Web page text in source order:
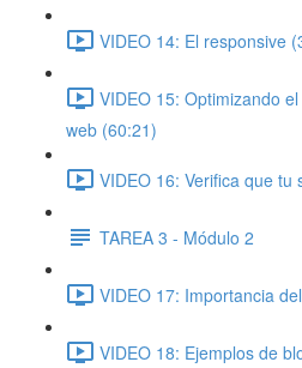
VIDEO 14: El responsive
VIDEO 15: Optimizando
web (60:21)
VIDEO 16: Verifica que
TAREA 3 - Módulo 2
VIDEO 17: Importancia
VIDEO 18: Ejemplos de